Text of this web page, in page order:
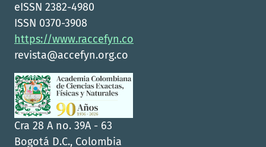
eISSN 2382-4980
ISSN 0370-3908
https://www.raccefyn.co
revista@accefyn.org.co
Cra 28 A no. 39A - 63
Bogotá D.C., Colombia